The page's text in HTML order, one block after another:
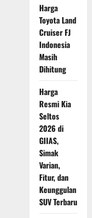
Harga
Toyota Land
Cruiser FJ
Indonesia
Masih
Dihitung
Harga
Resmi Kia
Seltos
2026 di
GIIAS,
Simak
Varian,
Fitur, dan
Keunggulan
SUV Terbaru